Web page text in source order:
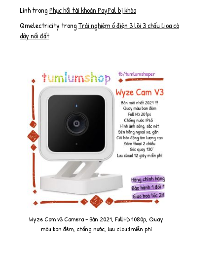
LinhtrongPhục hồi tài khoản PayPal bị khóa
Qmelectricity trongTrải nghiệm ổ điện 3 lõi 3 chấu Lioa có
dây nối đất
Wyze Cam v3 Camera - Bản 2021, FullHD 1080p, Quay
màu ban đêm, chống nước, lưu cloud miễn phí